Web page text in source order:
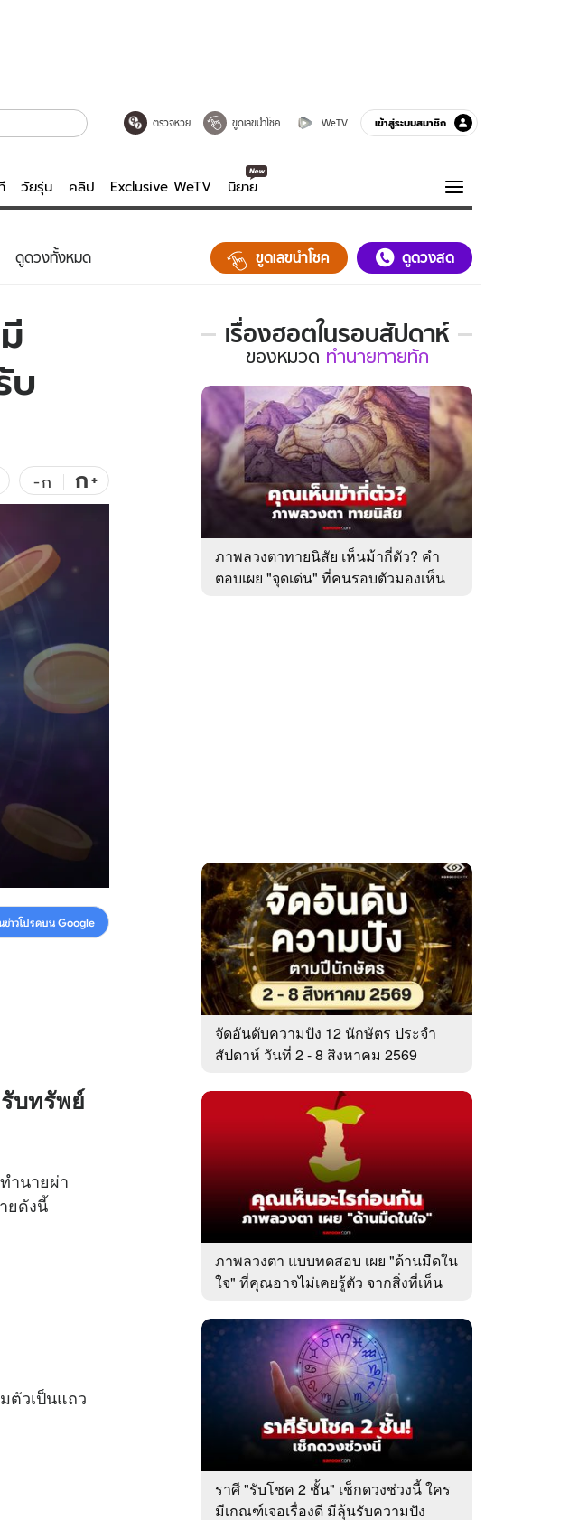
ตรวจหวย ขูดเลขนำโชค WeTV เข้าสู่ระบบสมาชิก
วัยรุ่น คลิป Exclusive WeTV นิยาย
WeTV
Exclusive WeTV
ความรู้รอบตัว
ฮาวทู
ดูดวงทั้งหมด ขูดเลขนำโชค ดูดวงสด
บ
-ก ก+
าวโปรดบน Google
รับทรัพย์
ำนายผ่า
ยดังนี้
ตัวเป็นแถว
เรื่องฮอตในรอบสัปดาห์
เรื่อง
ใน
รอบ
สัปดาห์
ของ
หมวด
ทำนาย
ทาย
ของหมวด ทำนายทายทัก
ภาพลวงตาทายนิสัย เห็นม้ากี่ตัว? คำ
ตอบเผย "จุดเด่น" ที่คนรอบตัวมองเห็น
จัดอันดับความปัง 12 นักษัตร ประจำ
สัปดาห์ วันที่ 2 - 8 สิงหาคม 2569
ภาพลวงตา แบบทดสอบ เผย "ด้านมืดใน
ใจ" ที่คุณอาจไม่เคยรู้ตัว จากสิ่งที่เห็น
ราศี "รับโชค 2 ชั้น" เช็กดวงช่วงนี้ ใคร
มีเกณฑ์เจอเรื่องดี มีลุ้นรับความปัง